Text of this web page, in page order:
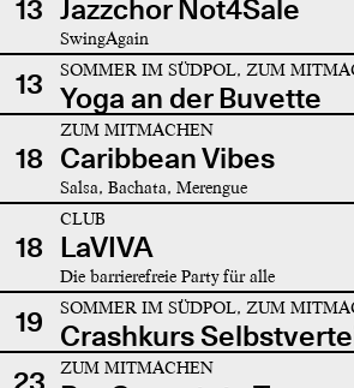
13 Jazzchor Not4Sale
SwingAgain
13 SOMMER IM SÜDPOL, ZUM
Yoga an der Buvette
18
ZUM MITMACHEN
Caribbean Vibes
Salsa, Bachata, Merengue
18
CLUB
LaVIVA
Die barrierefreie Party für alle
19 SOMMER IM SÜDPOL, ZUM
Crashkurs
ZUM MITMACHEN